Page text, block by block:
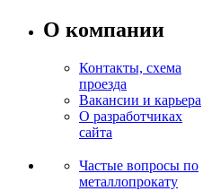
О компании
Контакты, схема
проезда
Вакансии и карьера
О разработчиках
сайта
Частые вопросы по
металлопрокату